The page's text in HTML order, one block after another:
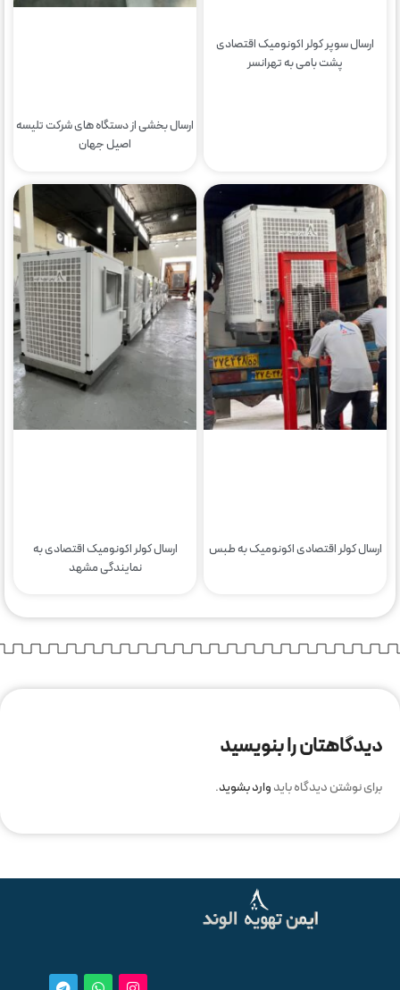
ارسال سوپر کولر اکونومیک اقتصادی
پشت بامی به تهرانسر
ارسال بخشی از دستگاه های شرکت تلیسه
اصیل جهان
ارسال کولر اقتصادی اکونومیک به طبس
ارسال کولر اکونومیک اقتصادی به
نمایندگی مشهد
دیدگاهتان را بنویسید
برای نوشتن دیدگاه بایدوارد بشوید.